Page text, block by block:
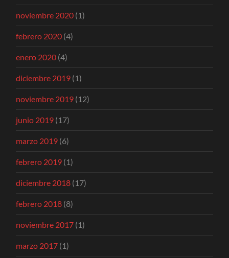
noviembre 2020 (1)
febrero 2020 (4)
enero 2020 (4)
diciembre 2019 (1)
noviembre 2019 (12)
junio 2019 (17)
marzo 2019 (6)
febrero 2019 (1)
diciembre 2018 (17)
febrero 2018 (8)
noviembre 2017 (1)
marzo 2017 (1)